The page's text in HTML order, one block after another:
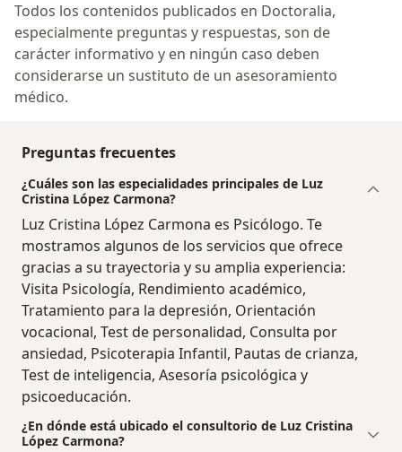
Todos los contenidos publicados en Doctoralia,
especialmente preguntas y respuestas, son de
carácter informativo y en ningún caso deben
considerarse un sustituto de un asesoramiento
médico.
Preguntas frecuentes
¿Cuáles son las especialidades principales de Luz
Cristina López Carmona?
Luz Cristina López Carmona es Psicólogo. Te
mostramos algunos de los servicios que ofrece
gracias a su trayectoria y su amplia experiencia:
Visita Psicología, Rendimiento académico,
Tratamiento para la depresión, Orientación
vocacional, Test de personalidad, Consulta por
ansiedad, Psicoterapia Infantil, Pautas de crianza,
Test de inteligencia, Asesoría psicológica y
psicoeducación.
¿En dónde está ubicado el consultorio de Luz Cristina
López Carmona?